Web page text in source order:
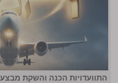
התוועדויות הכנה והשקת